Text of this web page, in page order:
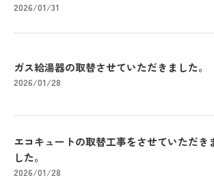
2026/01/31
ガス給湯器の取替させていただきました。
2026/01/28
エコキュートの取替工事をさせていただき
した。
2026/01/28